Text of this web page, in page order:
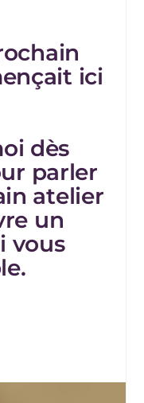
ici
dès
parler
atelier
un
vous